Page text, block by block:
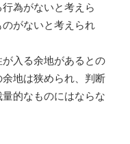
為がないと考えら
がないと考えられ
入る余地があるとの
地は狭められ、判断
的なものにはならな